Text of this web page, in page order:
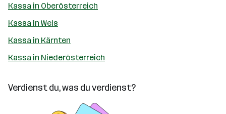
Kassa in Oberösterreich
Kassa in Wels
Kassa in Kärnten
Kassa in Niederösterreich
Verdienst du, was du verdienst?